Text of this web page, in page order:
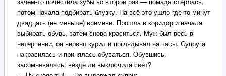
потом начала подбирать блузку. На всё это ушло где-то минут
двадцать (не меньше) времени. Прошла в коридор и начала
выбирать обувь, затем снова краситься. Муж был весь в
нетерпении, он нервно курил и поглядывал на часы. Супруга
накрасилась и принялась обуваться. Обувшись,
засомневалась: везде ли выключила свет?